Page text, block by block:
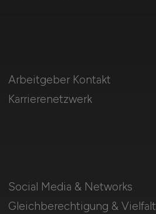
Social Media & Networks
Gleichberechtigung & Vielfalt
Arbeitgeber Kontakt
Karrierenetzwerk